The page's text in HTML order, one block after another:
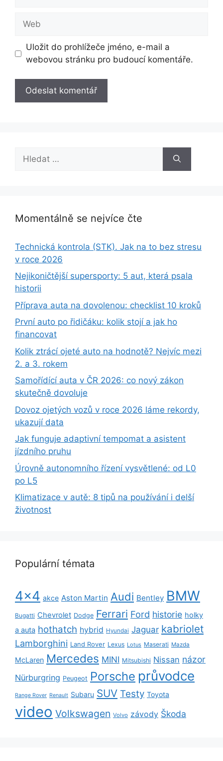
Web
Uložit do prohlížeče jméno, e-mail a
webovou stránku pro budoucí komentáře.
Momentálně se nejvíce čte
Technická kontrola (STK). Jak na to bez stresu
v roce 2026
Nejikoničtější supersporty: 5 aut, která psala
historii
Příprava auta na dovolenou: checklist 10 kroků
První auto po řidičáku: kolik stojí a jak ho
financovat
Kolik ztrácí ojeté auto na hodnotě? Nejvíc mezi
2. a 3. rokem
Samořídící auta v ČR 2026: co nový zákon
skutečně dovoluje
Dovoz ojetých vozů v roce 2026 láme rekordy,
ukazují data
Jak funguje adaptivní tempomat a asistent
jízdního pruhu
Úrovně autonomního řízení vysvětlené: od L0
po L5
Klimatizace v autě: 8 tipů na používání i delší
životnost
Populární témata
4x4 akce Aston Martin Audi Bentley BMW
Bugatti Chevrolet Dodge Ferrari Ford historie holky
a auta hothatch hybrid Hyundai Jaguar kabriolet
Lamborghini Land Rover Lexus Lotus Maserati Mazda
McLaren Mercedes MINI Mitsubishi Nissan názor
Nürburgring Peugeot Porsche průvodce
Range Rover Renault Subaru SUV Testy Toyota
video Volkswagen Volvo závody Škoda